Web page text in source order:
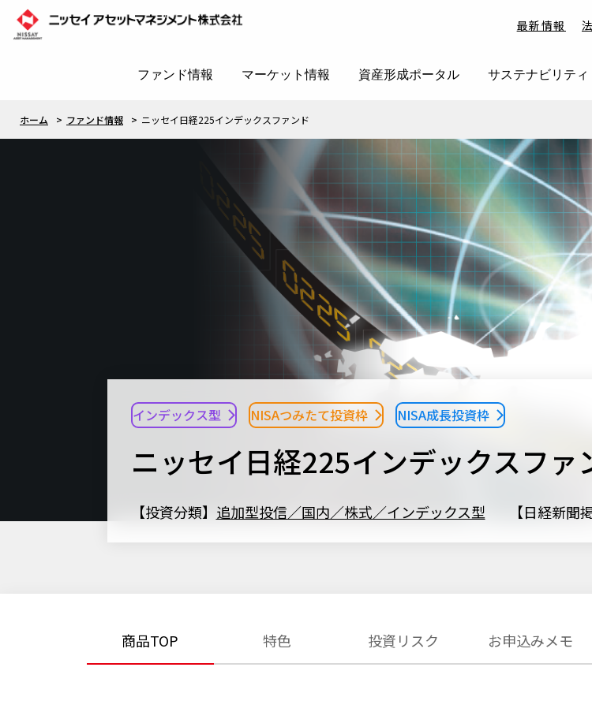
最新情報
ファンド情報 マーケット情報 資産形成ポータル サステナビリティ
ホーム ファンド情報 ニッセイ日経225インデックスファンド
ニッセイ日経225インデックスファ
インデックス型 NISAつみたて投資枠 NISA成長投資枠
【投資分類】 追加型投信／国内／株式／インデックス型 【日経新聞
商品TOP 特色 投資リスク お申込みメモ